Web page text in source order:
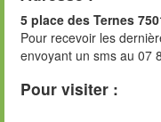
5 place des Ternes
Pour recevoir les
envoyant un sms au 07
Pour visiter :